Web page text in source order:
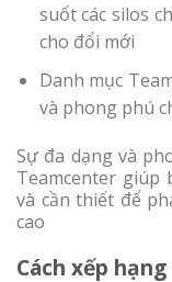
suốt các silos
cho đổi mới
Danh mục
và phong phú
Sự đa dạng và
Teamcenter giúp
và cần thiết để
cao
Cách xếp